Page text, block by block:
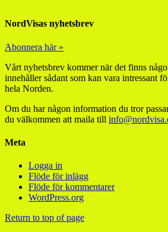
NordVisas nyhetsbrev
Abonnera här »
Vårt nyhetsbrev kommer när det finns
innehåller sådant som kan vara intressant
hela Norden.
Om du har någon information du tror
du välkommen att maila till
Meta
Logga in
Flöde för inlägg
Flöde för kommentarer
WordPress.org
Return to top of page